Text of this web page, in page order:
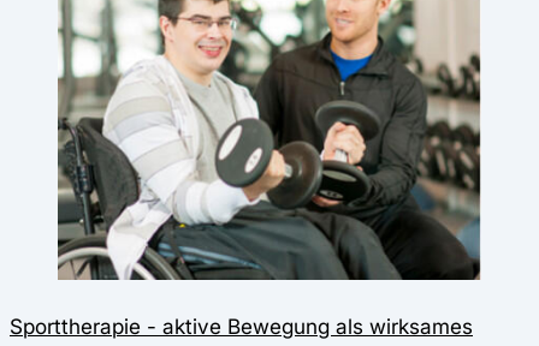
Sporttherapie - aktive Bewegung als wirksames